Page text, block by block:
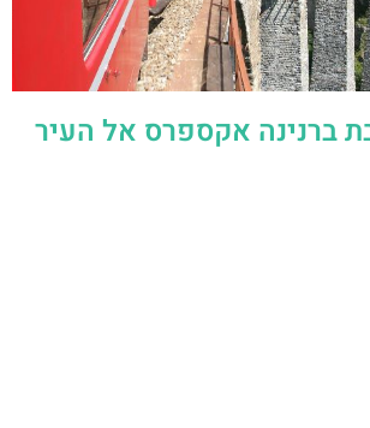
ברנינה אקספרס אל העיר